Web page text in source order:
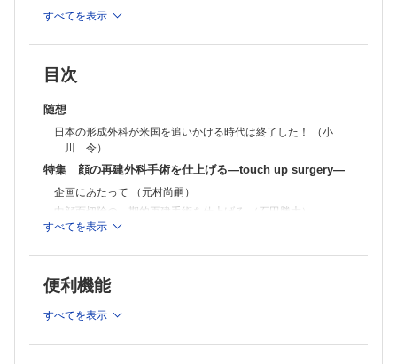
（高清水一慶）
すべてを表示
目次
随想
日本の形成外科が米国を追いかける時代は終了した！ （小
川 令）
特集 顔の再建外科手術を仕上げる―touch up surgery―
企画にあたって （元村尚嗣）
中顔面切除の一期的再建手術を仕上げる （石田勝大）
悪性腫瘍切除後の顔面再建修正術 （去川俊二 ほか）
surgery― （牧口貴哉 ほか）
surgery （力丸由起子 ほか）
すべてを表示
便利機能
すべてを表示